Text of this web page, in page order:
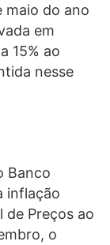
maio do ano
em
15% ao
nesse
Banco
inflação
de Preços ao
o